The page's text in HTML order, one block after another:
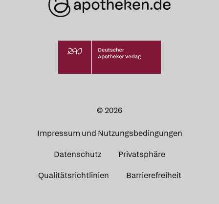
© 2026
Impressum und Nutzungsbedingungen
Datenschutz Privatsphäre
Qualitätsrichtlinien Barrierefreiheit